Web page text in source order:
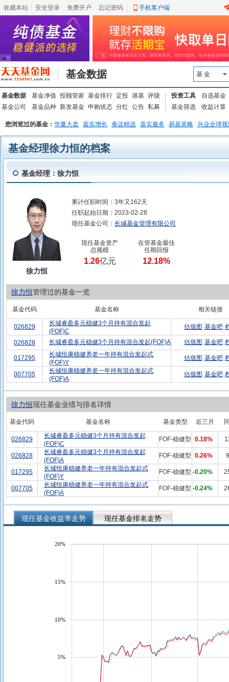
收藏本站 安全登录 免费开户 忘记密码 手机客户端
基金数据 基 金
基金数据 基金净值 投顾管家 基金排行 定投 港基 评级
基金公司
基金品种 新发基金 申购状态 分红 公告 私募
投资工具
自选基金
基金筛选
收益计算
您浏览过的基金： 华夏大盘 嘉实增长 泰达精选 嘉实服务 易基策略 兴业全球
基金经理徐力恒的档案
基金经理：徐力恒
徐力恒
累计任职时间： 3年又162天
任职起始日期： 2023-02-28
现任基金公司： 长城基金管理有限公司
现任基金资产
总规模
1.26亿元
在管基金最佳
任期回报
12.18%
徐力恒管理过的基金一览
基金代码 基金名称 相关链接
026829
长城睿盈多元稳健3个月持有混合发起
(FOF)C
估值图 基金吧
026828 长城睿盈多元稳健3个月持有混合发起(FOF)A 估值图 基金吧
017295
长城恒康稳健养老一年持有混合发起式
(FOF)Y
估值图 基金吧
007705
长城恒康稳健养老一年持有混合发起式
(FOF)A
估值图 基金吧
徐力恒现任基金业绩与排名详情
基金代码 基金名称 基金类型 近三月
026829
长城睿盈多元稳健3个月持有混合发起
(FOF)C
FOF-稳健型 0.18%
026828
长城睿盈多元稳健3个月持有混合发起
(FOF)A
FOF-稳健型 0.26%
017295
长城恒康稳健养老一年持有混合发起式
(FOF)Y
FOF-稳健型 -0.20%
007705
长城恒康稳健养老一年持有混合发起式
(FOF)A
FOF-稳健型 -0.24%
现任基金收益率走势 现任基金排名走势
5%
10%
15%
20%